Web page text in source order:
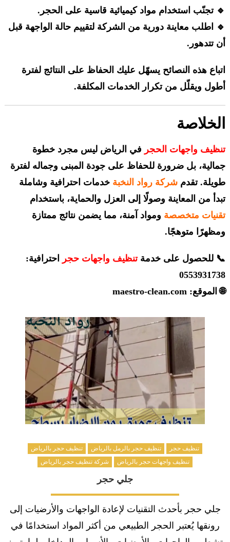
🔹 تجنّب استخدام مواد كيميائية قاسية على الحجر.
🔹 اطلب معاينة دورية من الشركة لتقييم حالة الواجهة قبل
أن تتدهور.
اتباع هذه النصائح يسهّل عليك الحفاظ على النتائج لفترة
أطول ويقلّل من تكرار الخدمات المكلفة.
الخلاصة
تنظيف واجهات الحجر في الرياض ليس مجرد خطوة
جمالية، بل ضرورة للحفاظ على جودة المبنى وجماله لفترة
طويلة. تقدم شركة رواد النخبة خدمات احترافية وشاملة
تبدأ من المعاينة وصولًا إلى العزل والحماية، باستخدام
تقنيات متخصصة ومواد آمنة، مما يضمن نتائج ممتازة
ومظهرًا متوهجًا.
📞 للحصول على خدمةتنظيف واجهات حجر
احترافية:
0553931738
🌐 الموقع: maestro-clean.com
تنظيف حجر تنظيف حجر بالرمل بالرياض
تنظيف حجر بالرياض
تنظيف واجهات حجر بالرياض
شركة تنظيف حجر بالرياض
جلي حجر
جلي حجر بأحدث التقنيات لإعادة الواجهات والأرضيات إلى
رونقها يُعتبر الحجر الطبيعي من أكثر المواد استخدامًا في